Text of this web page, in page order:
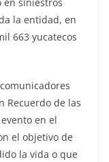
en siniestros
la entidad, en
663 yucatecos
Recuerdo de las
en el
el objetivo de
la vida o que